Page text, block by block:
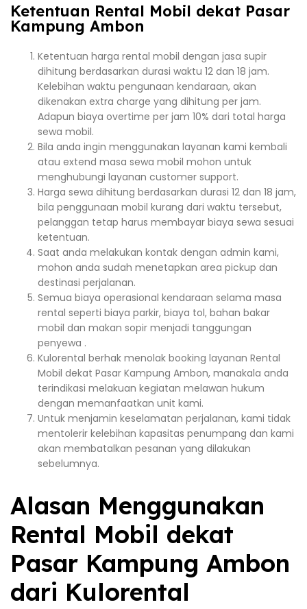
Ketentuan Rental Mobil dekat Pasar
Kampung Ambon
Ketentuan harga rental mobil dengan jasa supir
dihitung berdasarkan durasi waktu 12 dan 18 jam.
Kelebihan waktu pengunaan kendaraan, akan
dikenakan extra charge yang dihitung per jam.
Adapun biaya overtime per jam 10% dari total harga
sewa mobil.
Bila anda ingin menggunakan layanan kami kembali
atau extend masa sewa mobil mohon untuk
menghubungi layanan customer support.
Harga sewa dihitung berdasarkan durasi 12 dan 18 jam,
bila penggunaan mobil kurang dari waktu tersebut,
pelanggan tetap harus membayar biaya sewa sesuai
ketentuan.
Saat anda melakukan kontak dengan admin kami,
mohon anda sudah menetapkan area pickup dan
destinasi perjalanan.
Semua biaya operasional kendaraan selama masa
rental seperti biaya parkir, biaya tol, bahan bakar
mobil dan makan sopir menjadi tanggungan
penyewa .
Kulorental berhak menolak booking layanan Rental
Mobil dekat Pasar Kampung Ambon, manakala anda
terindikasi melakuan kegiatan melawan hukum
dengan memanfaatkan unit kami.
Untuk menjamin keselamatan perjalanan, kami tidak
mentolerir kelebihan kapasitas penumpang dan kami
akan membatalkan pesanan yang dilakukan
sebelumnya.
Alasan Menggunakan
Rental Mobil dekat
Pasar Kampung Ambon
dari Kulorental